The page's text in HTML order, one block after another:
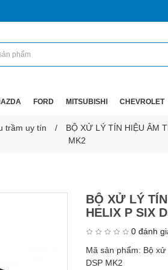
FORD MITSUBISHI CHEVROLET
trầm uy tín BỘ XỬ LÝ TÍN HIỆU ÂM
MK2
BỘ XỬ LÝ
HELIX P SIX
0 đánh
Mã sản phẩm: Bộ xử
DSP MK2